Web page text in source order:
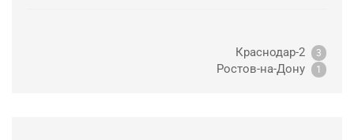
Краснодар-2 3
Ростов-на-Дону 1